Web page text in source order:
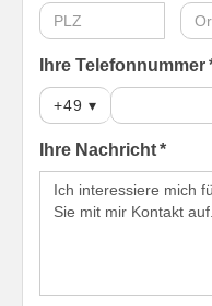
Ihre Telefonnummer
+49 ▾
Ihre Nachricht *